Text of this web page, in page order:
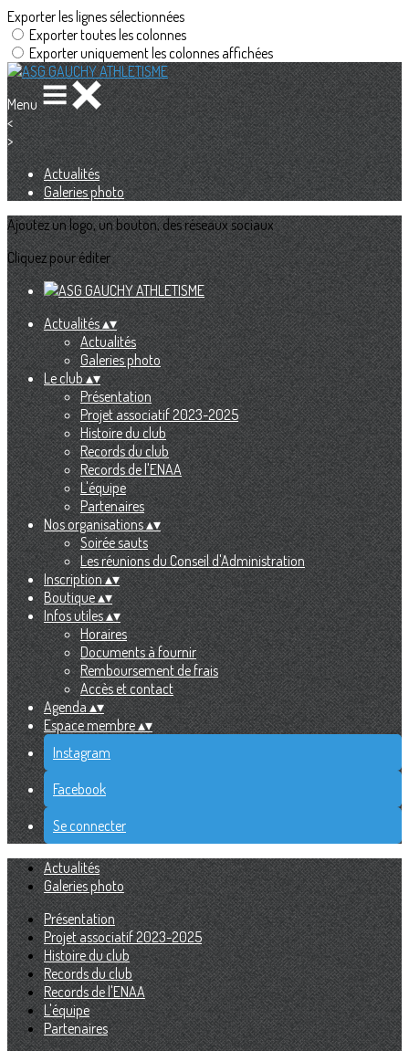
Exporter les lignes sélectionnées
Exporter toutes les colonnes
Exporter uniquement les colonnes affichées
Menu
<
>
Actualités
Galeries photo
Ajoutez un logo, un bouton, des réseaux sociaux
Cliquez pour éditer
Actualités▴▾
Actualités
Galeries photo
Le club▴▾
Présentation
Projet associatif 2023-2025
Histoire du club
Records du club
Records de l'ENAA
L'équipe
Partenaires
Nos organisations▴▾
Soirée sauts
Les réunions du Conseil d'Administration
Inscription▴▾
Boutique▴▾
Infos utiles▴▾
Horaires
Documents à fournir
Remboursement de frais
Accès et contact
Agenda▴▾
Espace membre▴▾
Instagram
Facebook
Se connecter
Actualités
Galeries photo
Présentation
Projet associatif 2023-2025
Histoire du club
Records du club
Records de l'ENAA
L'équipe
Partenaires